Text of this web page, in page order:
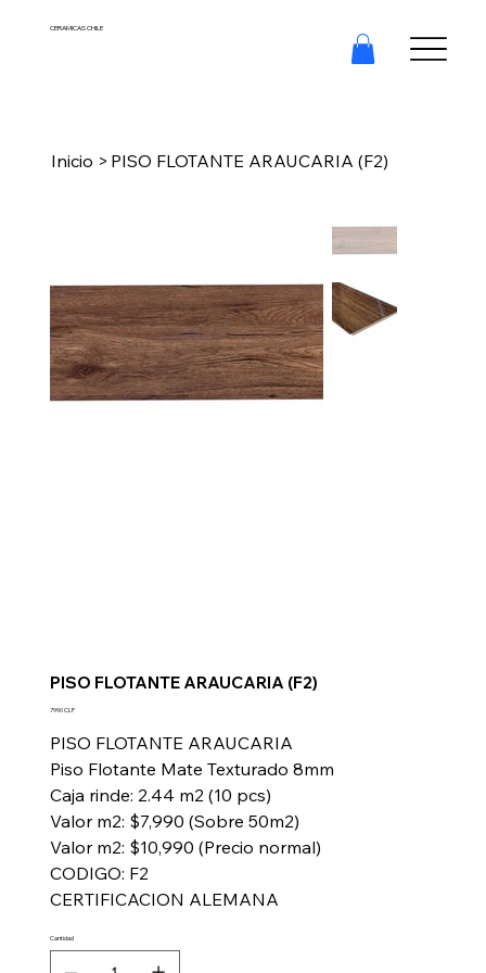
CERAMICAS CHILE
Inicio > PISO FLOTANTE ARAUCARIA (F2)
PISO FLOTANTE ARAUCARIA (F2)
Precio
7990 CLP
PISO FLOTANTE ARAUCARIA
Piso Flotante Mate Texturado 8mm
Caja rinde: 2.44 m2 (10 pcs)
Valor m2: $7,990 (Sobre 50m2)
Valor m2: $10,990 (Precio normal)
CODIGO: F2
CERTIFICACION ALEMANA
Cantidad